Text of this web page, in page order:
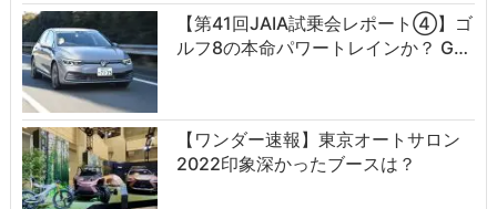
【第41回JAIA試乗会レポート④】ゴ
ルフ8の本命パワートレインか？ G…
【ワンダー速報】東京オートサロン
2022印象深かったブースは？